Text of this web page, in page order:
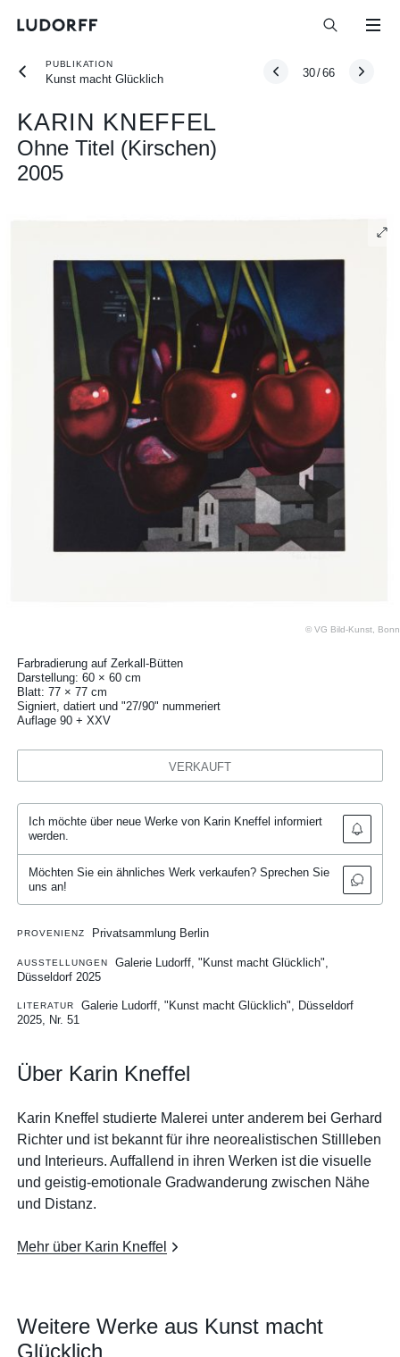
PUBLIKATION
Kunst macht Glücklich
30/66
KARIN KNEFFEL
Ohne Titel (Kirschen)
2005
© VG Bild-Kunst, Bonn
Farbradierung auf Zerkall-Bütten
Darstellung: 60 × 60 cm
Blatt: 77 × 77 cm
Signiert, datiert und "27/90" nummeriert
Auflage 90 + XXV
VERKAUFT
Ich möchte über neue Werke von Karin Kneffel informiert
werden.
Möchten Sie ein ähnliches Werk verkaufen? Sprechen Sie
uns an!
PROVENIENZ Privatsammlung Berlin
AUSSTELLUNGEN
Galerie Ludorff, "Kunst macht Glücklich",
Düsseldorf 2025
LITERATUR
Galerie Ludorff, "Kunst macht Glücklich", Düsseldorf
2025, Nr. 51
Über Karin Kneffel
Karin Kneffel studierte Malerei unter anderem bei Gerhard
Richter und ist bekannt für ihre neorealistischen Stillleben
und Interieurs. Auffallend in ihren Werken ist die visuelle
und geistig-emotionale Gradwanderung zwischen Nähe
und Distanz.
Mehr über Karin Kneffel
Weitere Werke aus Kunst macht
Glücklich